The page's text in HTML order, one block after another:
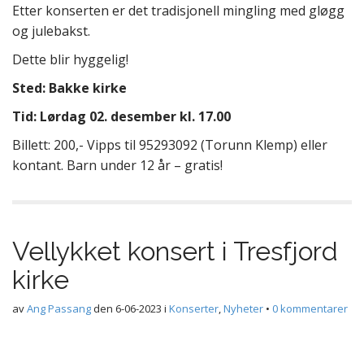
Etter konserten er det tradisjonell mingling med gløgg
og julebakst.
Dette blir hyggelig!
Sted: Bakke kirke
Tid: Lørdag 02. desember kl. 17.00
Billett: 200,- Vipps til 95293092 (Torunn Klemp) eller
kontant. Barn under 12 år – gratis!
Vellykket konsert i Tresfjord
kirke
avAng Passangden 6-06-2023 i Konserter,Nyheter • 0 kommentarer